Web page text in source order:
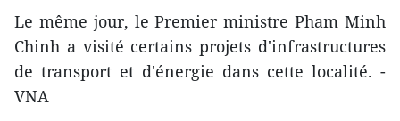
Le même jour, le Premier ministre Pham Minh
Chinh a visité certains projets d'infrastructures
de transport et d'énergie dans cette localité. -
VNA